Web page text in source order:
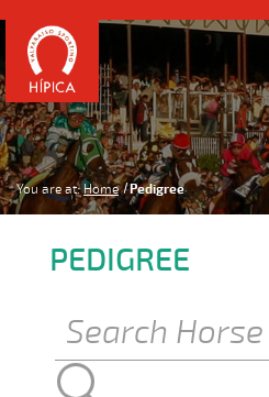
You are at: Home Pedigree
PEDIGREE